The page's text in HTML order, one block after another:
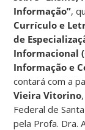
Informação”,
Currículo e
de
Informacional
Informação e
contará com a
Vieira Vitorino
Federal de
pela Profa. Dra.